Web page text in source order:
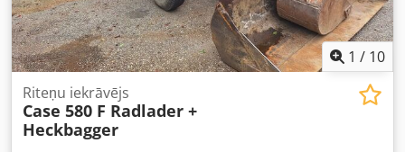
1 / 10
Riteņu iekrāvējs
Case 580 F Radlader +
Heckbagger